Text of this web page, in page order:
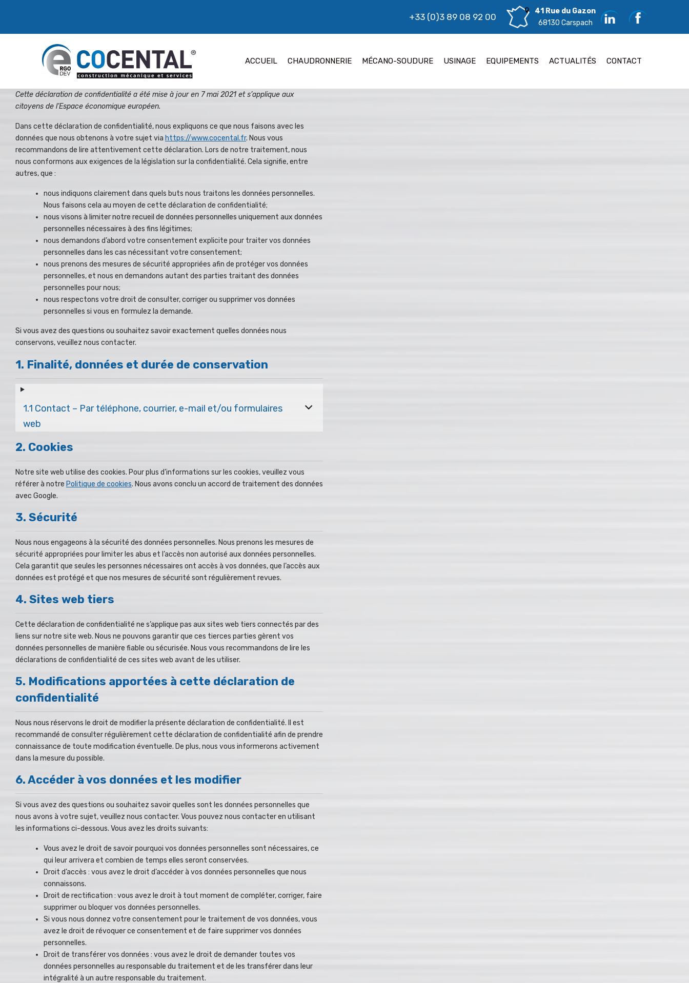
+33 (0)3 89 08 92 00
41 Rue du Gazon
68130 Carspach
ACCUEIL CHAUDRONNERIE MÉCANO-SOUDURE USINAGE EQUIPEMENTS ACTUALITÉS CONTACT
Cette déclaration de confidentialité a été mise à jour en 7 mai 2021 et s’applique aux
citoyens de l’Espace économique européen.
Dans cette déclaration de confidentialité, nous expliquons ce que nous faisons avec les
données que nous obtenons à votre sujet via https://www.cocental.fr. Nous vous
recommandons de lire attentivement cette déclaration. Lors de notre traitement, nous
nous conformons aux exigences de la législation sur la confidentialité. Cela signifie, entre
autres, que :
nous indiquons clairement dans quels buts nous traitons les données personnelles.
Nous faisons cela au moyen de cette déclaration de confidentialité;
nous visons à limiter notre recueil de données personnelles uniquement aux données
personnelles nécessaires à des fins légitimes;
nous demandons d’abord votre consentement explicite pour traiter vos données
personnelles dans les cas nécessitant votre consentement;
nous prenons des mesures de sécurité appropriées afin de protéger vos données
personnelles, et nous en demandons autant des parties traitant des données
personnelles pour nous;
nous respectons votre droit de consulter, corriger ou supprimer vos données
personnelles si vous en formulez la demande.
Si vous avez des questions ou souhaitez savoir exactement quelles données nous
conservons, veuillez nous contacter.
1. Finalité, données et durée de conservation
1.1 Contact – Par téléphone, courrier, e-mail et/ou formulaires
web
2. Cookies
Notre site web utilise des cookies. Pour plus d’informations sur les cookies, veuillez vous
référer à notre Politique de cookies. Nous avons conclu un accord de traitement des données
avec Google.
3. Sécurité
Nous nous engageons à la sécurité des données personnelles. Nous prenons les mesures de
sécurité appropriées pour limiter les abus et l’accès non autorisé aux données personnelles.
Cela garantit que seules les personnes nécessaires ont accès à vos données, que l’accès aux
données est protégé et que nos mesures de sécurité sont régulièrement revues.
4. Sites web tiers
Cette déclaration de confidentialité ne s’applique pas aux sites web tiers connectés par des
liens sur notre site web. Nous ne pouvons garantir que ces tierces parties gèrent vos
données personnelles de manière fiable ou sécurisée. Nous vous recommandons de lire les
déclarations de confidentialité de ces sites web avant de les utiliser.
5. Modifications apportées à cette déclaration de
confidentialité
Nous nous réservons le droit de modifier la présente déclaration de confidentialité. Il est
recommandé de consulter régulièrement cette déclaration de confidentialité afin de prendre
connaissance de toute modification éventuelle. De plus, nous vous informerons activement
dans la mesure du possible.
6. Accéder à vos données et les modifier
Si vous avez des questions ou souhaitez savoir quelles sont les données personnelles que
nous avons à votre sujet, veuillez nous contacter. Vous pouvez nous contacter en utilisant
les informations ci-dessous. Vous avez les droits suivants:
Vous avez le droit de savoir pourquoi vos données personnelles sont nécessaires, ce
qui leur arrivera et combien de temps elles seront conservées.
Droit d’accès : vous avez le droit d’accéder à vos données personnelles que nous
connaissons.
Droit de rectification : vous avez le droit à tout moment de compléter, corriger, faire
supprimer ou bloquer vos données personnelles.
Si vous nous donnez votre consentement pour le traitement de vos données, vous
avez le droit de révoquer ce consentement et de faire supprimer vos données
personnelles.
Droit de transférer vos données : vous avez le droit de demander toutes vos
données personnelles au responsable du traitement et de les transférer dans leur
intégralité à un autre responsable du traitement.